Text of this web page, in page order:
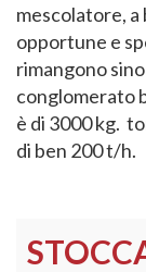
mescolatore,
opportune e
rimangono
conglomerato
è di 3000 kg.
di ben 200 t/h.